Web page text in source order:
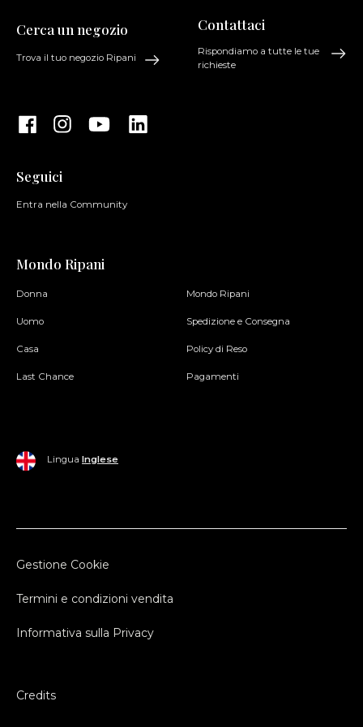
Cerca un negozio
Trova il tuo negozio Ripani
Seguici
Entra nella Community
Contattaci
Rispondiamo a tutte le tue
richieste
Mondo Ripani
Donna
Uomo
Casa
Last Chance
Mondo Ripani
Spedizione e Consegna
Policy di Reso
Pagamenti
Lingua Inglese
Gestione Cookie
Termini e condizioni vendita
Informativa sulla Privacy
Credits